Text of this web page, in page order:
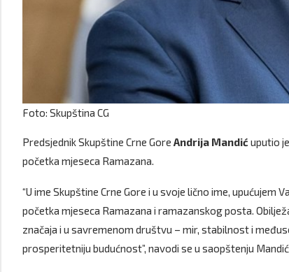
Foto: Skupština CG
Predsjednik Skupštine Crne Gore Andrija Mandić uputio
početka mjeseca Ramazana.
“U ime Skupštine Crne Gore i u svoje lično ime,
početka mjeseca Ramazana i ramazanskog posta.
značaja i u savremenom društvu – mir, stabilnost i
prosperitetniju budućnost”, navodi se u saopštenju